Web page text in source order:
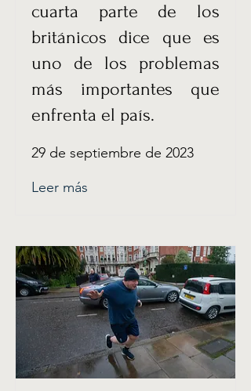
cuarta parte de los
británicos dice que es
uno de los problemas
más importantes que
enfrenta el país.
29 de septiembre de 2023
Leer más